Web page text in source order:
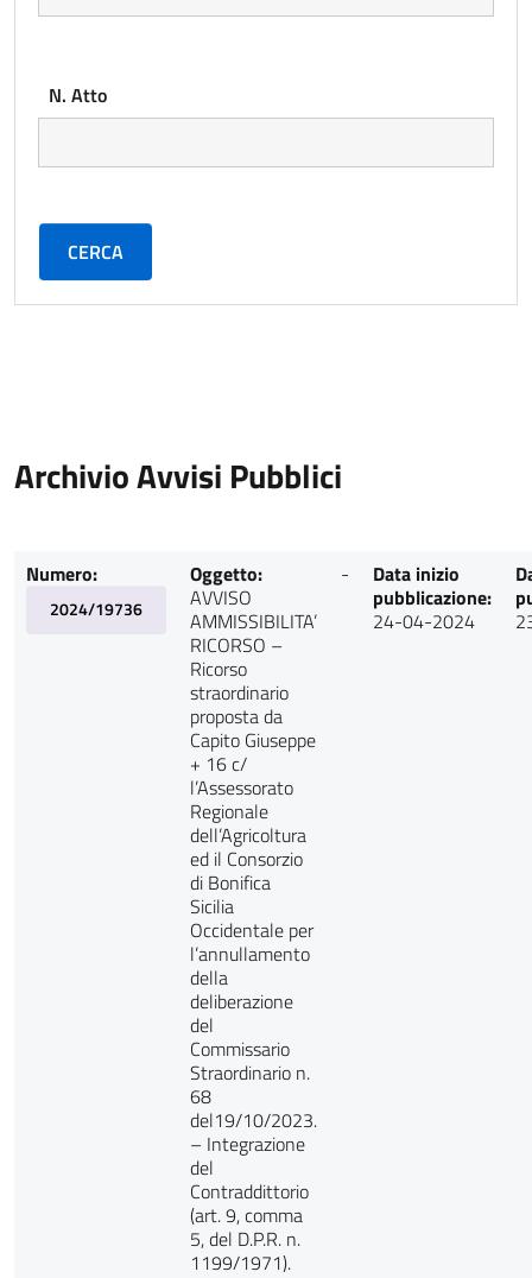
N. Atto
CERCA
Archivio Avvisi Pubblici
Numero:
2024/19736
Oggetto:
AVVISO
AMMISSIBILITA’
RICORSO –
Ricorso
straordinario
proposta da
Capito Giuseppe
+ 16 c/
l’Assessorato
Regionale
dell’Agricoltura
ed il Consorzio
di Bonifica
Sicilia
Occidentale per
l’annullamento
della
deliberazione
del
Commissario
Straordinario n.
68
del19/10/2023.
– Integrazione
del
Contraddittorio
(art. 9, comma
5, del D.P.R. n.
1199/1971).
-
Data inizio
pubblicazione:
24-04-2024